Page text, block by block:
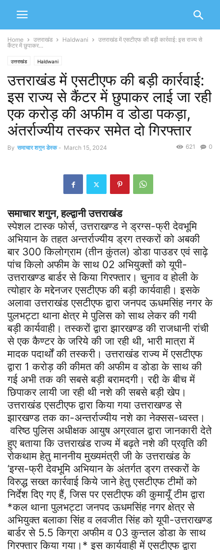
Home उत्तराखंड Haldwani
उत्तराखंड में एसटीएफ की बड़ी कार्रवाई: इस राज्य से
कैंटर में छुपाकर...
उत्तराखंड Haldwani
उत्तराखंड में एसटीएफ की बड़ी कार्रवाई:
इस राज्य से कैंटर में छुपाकर लाई जा रही
एक करोड़ की अफीम व डोडा पकड़ा,
अंतर्राज्यीय तस्कर समेत दो गिरफ्तार
By समाचार शगुन डेस्क - March 15, 2024 0
621
समाचार शगुन, हल्द्वानी उत्तराखंड
स्पेशल टास्क फोर्स, उत्तराखण्ड ने ड्रग्स-फ्री देवभूमि
अभियान के तहत अन्तर्राज्यीय ड्रग तस्करों को अबकी
बार 300 किलोग्राम (तीन कुंतल) डोडा पाउडर एवं साढ़े
पांच किलो अफीम के साथ 02 अभियुक्तों को यूपी-
उत्तराखण्ड बार्डर से किया गिरफ्तार। चुनाव व होली के
त्योहार के मद्देनजर एसटीएफ की बड़ी कार्यवाही। इसके
अलावा उत्तराखंड एसटीएफ द्वारा जनपद ऊधमसिंह नगर के
पुलभट्टा थाना क्षेत्र मे पुलिस को साथ लेकर की गयी
बड़ी कार्यवाही। तस्करों द्वारा झारखण्ड की राजधानी रांची
से एक कैण्टर के जरिये की जा रही थी, भारी मात्रा में
मादक पदार्थों की तस्करी। उत्तराखंड राज्य में एसटीएफ
द्वारा 1 करोड़ की कीमत की अफीम व डोडा के साथ की
गई अभी तक की सबसे बड़ी बरामदगी। रद्दी के बीच में
छिपाकर लायी जा रही थी नशे की सबसे बड़ी खेप।
उत्तराखंड एसटीएफ द्वारा किया गया उत्तराखण्ड से
झारखण्ड तक का-अन्तर्राज्यीय नशे का नेक्सस-ध्वस्त।
वरिष्ठ पुलिस अधीक्षक आयुष अग्रवाल द्वारा जानकारी देते
हुए बताया कि उत्तराखंड राज्य में बढ़ते नशे की प्रवृति की
रोकथाम हेतु माननीय मुख्यमंत्री जी के उत्तराखंड के
‘इग्स-फ्री देवभूमि अभियान के अंतर्गत ड्रग तस्करों के
विरुद्ध सख्त कार्रवाई किये जाने हेतु एसटीएफ टीमों को
निर्देश दिए गए हैं, जिस पर एसटीएफ की कुमायूँ टीम द्वारा
*कल थाना पुलभट्टा जनपद ऊधमसिंह नगर क्षेत्र से
अभियुक्त बलाका सिंह व लवजीत सिंह को यूपी-उत्तराखण्ड
बार्डर से 5.5 किग्रा अफीम व 03 कुन्तल डोडा के साथ
गिरफ्तार किया गया।* इस कार्यवाही में एसटीएफ द्वारा